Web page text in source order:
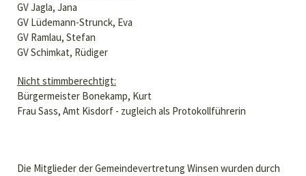
GV Jagla, Jana
GV Lüdemann-Strunck, Eva
GV Ramlau, Stefan
GV Schimkat, Rüdiger
Nicht stimmberechtigt:
Bürgermeister Bonekamp, Kurt
Frau Sass, Amt Kisdorf - zugleich als Protokollführerin
Die Mitglieder der Gemeindevertretung Winsen wurden durch